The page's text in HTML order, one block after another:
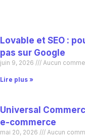
Lovable et SEO :
pas sur Google
juin 9, 2026 Aucun
Lire plus »
Universal
e-commerce
mai 20, 2026 Aucun